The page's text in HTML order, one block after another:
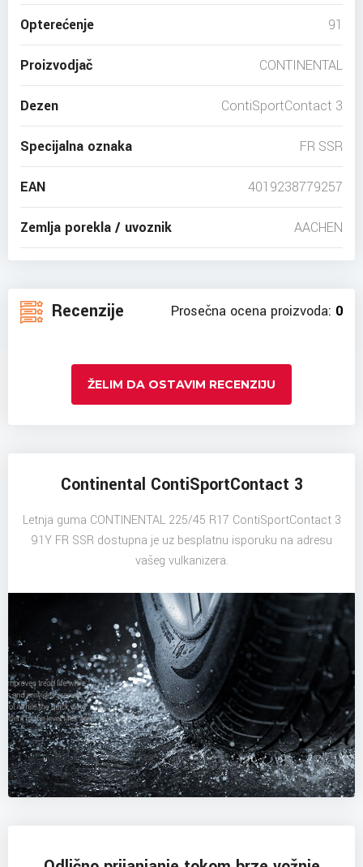
Opterećenje 91
Proizvodjač CONTINENTAL
Dezen ContiSportContact 3
Specijalna oznaka FR SSR
EAN 4019238779257
Zemlja porekla / uvoznik AACHEN
Recenzije Prosečna ocena proizvoda: 0
ŽELIM DA OSTAVIM RECENZIJU
Continental ContiSportContact 3
Letnja guma CONTINENTAL 225/45 R17 ContiSportContact 3
91Y FR SSR dostupna je uz besplatnu isporuku na adresu
vašeg vulkanizera.